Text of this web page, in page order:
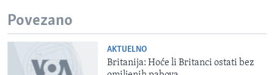
Jezici
Povezano
AKTUELNO
Britanija: Hoće li Britanci ostati bez